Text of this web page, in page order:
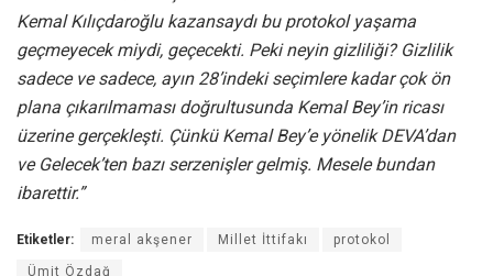
Kemal Kılıçdaroğlu kazansaydı bu protokol yaşama
geçmeyecek miydi, geçecekti. Peki neyin gizliliği? Gizlilik
sadece ve sadece, ayın 28’indeki seçimlere kadar çok ön
plana çıkarılmaması doğrultusunda Kemal Bey’in ricası
üzerine gerçekleşti. Çünkü Kemal Bey’e yönelik DEVA’dan
ve Gelecek’ten bazı serzenişler gelmiş. Mesele bundan
ibarettir.”
Etiketler: meral akşener Millet İttifakı protokol
Ümit Özdağ